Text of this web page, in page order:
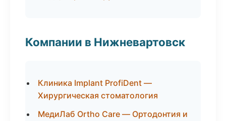
Компании в Нижневартовск
Клиника Implant ProfiDent —
Хирургическая стоматология
МедиЛаб Ortho Care — Ортодонтия и